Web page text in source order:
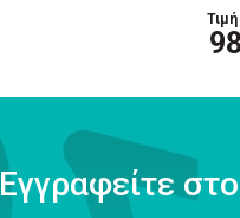
Εγγραφείτε